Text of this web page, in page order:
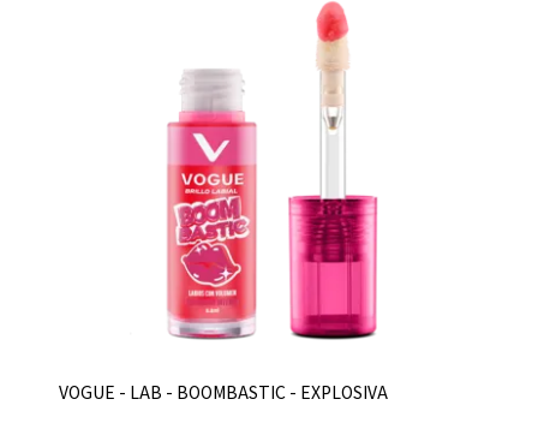
VOGUE - LAB - BOOMBASTIC - EXPLOSIVA